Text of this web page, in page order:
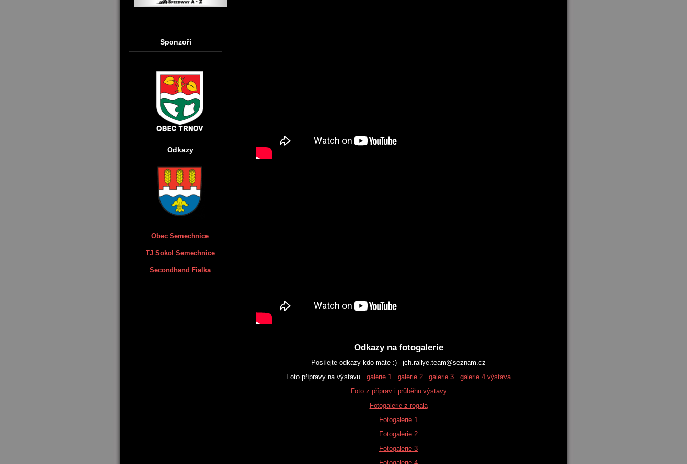
Odkazy na fotogalerie
Posílejte odkazy kdo máte :) - jch.rallye.team@seznam.cz
Foto přípravy na výstavu galerie 1 galerie 2 galerie 3
galerie 4 výstava
Foto z příprav i průběhu výstavy
Fotogalerie z rogala
Fotogalerie 1
Fotogalerie 2
Fotogalerie 3
Sponzoři
Odkazy
Obec Semechnice
TJ Sokol Semechnice
Secondhand Fialka